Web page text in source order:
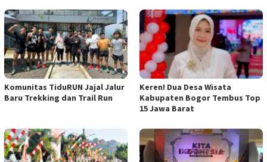
Komunitas TiduRUN Jajal Jalur
Baru Trekking dan Trail Run
Keren! Dua Desa Wisata
Kabupaten Bogor Tembus Top
15 Jawa Barat